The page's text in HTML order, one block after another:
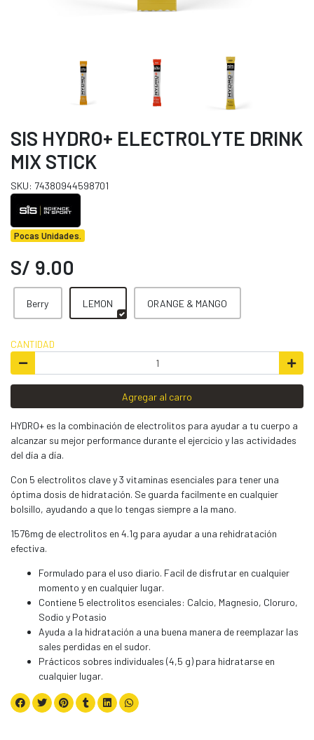
SIS HYDRO+ ELECTROLYTE DRINK
MIX STICK
SKU: 74380944598701
Pocas Unidades.
S/ 9.00
Berry LEMON ORANGE & MANGO
CANTIDAD
Agregar al carro
HYDRO+ es la combinación de electrolitos para ayudar a tu cuerpo a
alcanzar su mejor performance durante el ejercicio y las actividades
del día a día.
Con 5 electrolitos clave y 3 vitaminas esenciales para tener una
óptima dosis de hidratación. Se guarda facilmente en cualquier
bolsillo, ayudando a que lo tengas siempre a la mano.
1576mg de electrolitos en 4.1g para ayudar a una rehidratación
efectiva.
Formulado para el uso diario. Facil de disfrutar en cualquier
momento y en cualquier lugar.
Contiene 5 electrolitos esenciales: Calcio, Magnesio, Cloruro,
Sodio y Potasio
Ayuda a la hidratación a una buena manera de reemplazar las
sales perdidas en el sudor.
Prácticos sobres individuales (4,5 g) para hidratarse en
cualquier lugar.